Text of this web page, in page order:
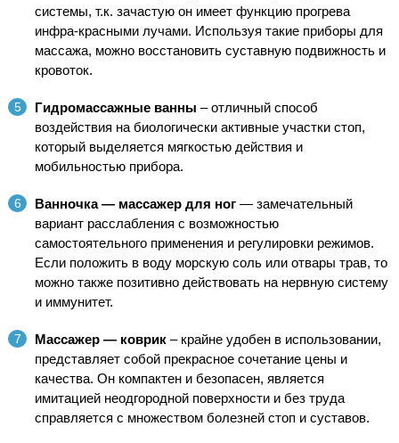
системы, т.к. зачастую он имеет функцию прогрева
инфра-красными лучами. Используя такие приборы для
массажа, можно восстановить суставную подвижность и
кровоток.
Гидромассажные ванны – отличный способ
воздействия на биологически активные участки стоп,
который выделяется мягкостью действия и
мобильностью прибора.
Ванночка — массажер для ног— замечательный
вариант расслабления с возможностью
самостоятельного применения и регулировки режимов.
Если положить в воду морскую соль или отвары трав, то
можно также позитивно действовать на нервную систему
и иммунитет.
Массажер — коврик– крайне удобен в использовании,
представляет собой прекрасное сочетание цены и
качества. Он компактен и безопасен, является
имитацией неодгородной поверхности и без труда
справляется с множеством болезней стоп и суставов.